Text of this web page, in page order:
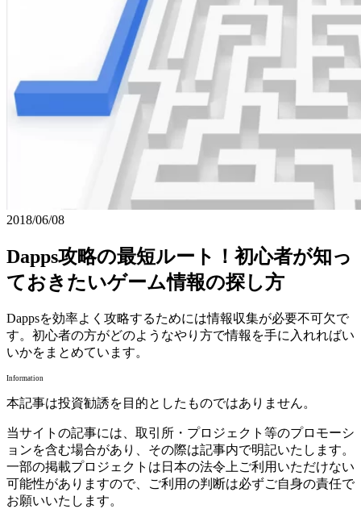
2018/06/08
Dapps攻略の最短ルート！初心者が知っ
ておきたいゲーム情報の探し方
Dappsを効率よく攻略するためには情報収集が必要不可欠で
す。初心者の方がどのようなやり方で情報を手に入れればい
いかをまとめています。
Information
本記事は投資勧誘を目的としたものではありません。
当サイトの記事には、取引所・プロジェクト等のプロモーシ
ョンを含む場合があり、その際は記事内で明記いたします。
一部の掲載プロジェクトは日本の法令上ご利用いただけない
可能性がありますので、ご利用の判断は必ずご自身の責任で
お願いいたします。